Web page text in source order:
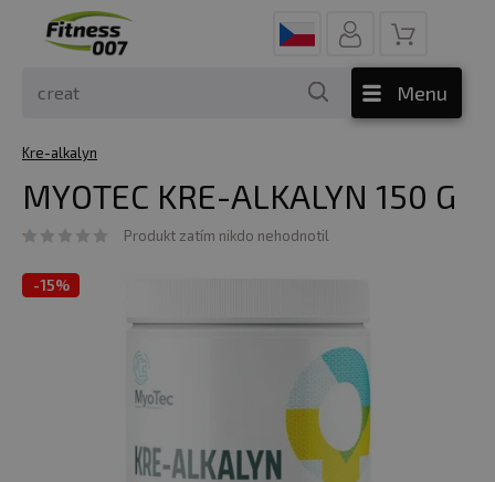
Menu
Kre-alkalyn
MYOTEC KRE-ALKALYN 150 G
Produkt zatím nikdo nehodnotil
-15%